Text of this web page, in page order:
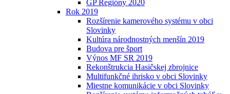
GP Regióny 2020
Rok 2019
Rozšírenie kamerového systému v obci
Slovinky
Kultúra národnostných menšín 2019
Budova pre šport
Výnos MF SR 2019
Rekonštrukcia Hasičskej zbrojnice
Multifunkčné ihrisko v obci Slovinky
Miestne komunikácie v obci Slovinky